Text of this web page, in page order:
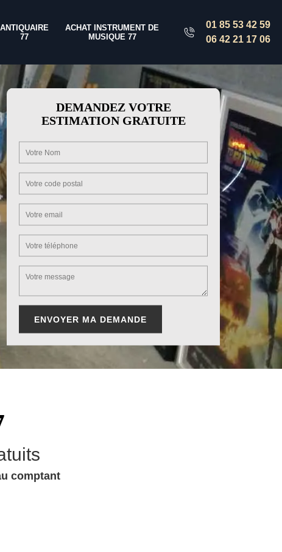
ANTIQUAIRE
77
ACHAT INSTRUMENT DE
MUSIQUE 77
01 85 53 42 59
06 42 21 17 06
DEMANDEZ VOTRE
ESTIMATION GRATUITE
comptant